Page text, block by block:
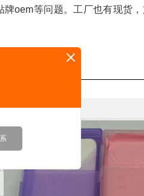
oem等问题。工厂也有现货